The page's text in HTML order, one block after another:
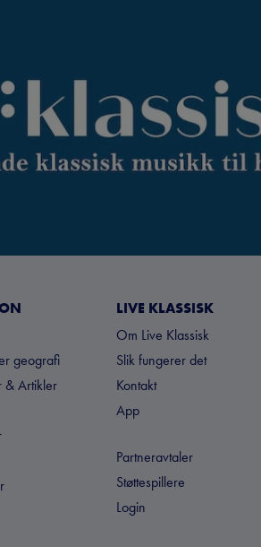
geografi
& Artikler
LIVE KLASSISK
Om Live Klassisk
Slik fungerer det
Kontakt
App
Partneravtaler
Støttespillere
Login